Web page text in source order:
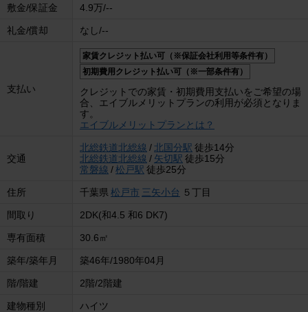
敷金/保証金 4.9万/--
礼金/償却 なし/--
支払い
家賃クレジット払い可（※保証会社利用等条件有）
初期費用クレジット払い可（※一部条件有）
クレジットでの家賃・初期費用支払いをご希望の場
合、エイブルメリットプランの利用が必須となりま
す。
エイブルメリットプランとは？
交通
北総鉄道北総線 /北国分駅 徒歩14分
北総鉄道北総線 / 矢切駅 徒歩15分
常磐線 /松戸駅 徒歩25分
住所 千葉県 松戸市 三矢小台 ５丁目
間取り 2DK(和4.5 和6 DK7)
専有面積 30.6㎡
築年/築年月 築46年/1980年04月
階/階建 2階/2階建
建物種別 ハイツ